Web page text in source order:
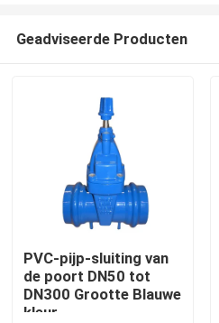
Geadviseerde Producten
PVC-pijp-sluiting van
de poort DN50 tot
DN300 Grootte Blauwe
kleur